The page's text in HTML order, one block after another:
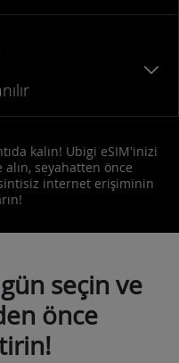
kalın! Ubigi eSIM'inizi
seyahatten önce
internet erişiminin
seçin ve
önce